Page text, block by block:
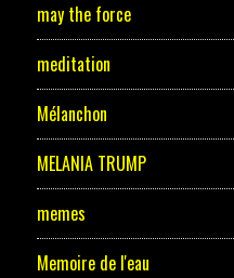
may the force
meditation
Mélanchon
MELANIA TRUMP
memes
Memoire de l'eau